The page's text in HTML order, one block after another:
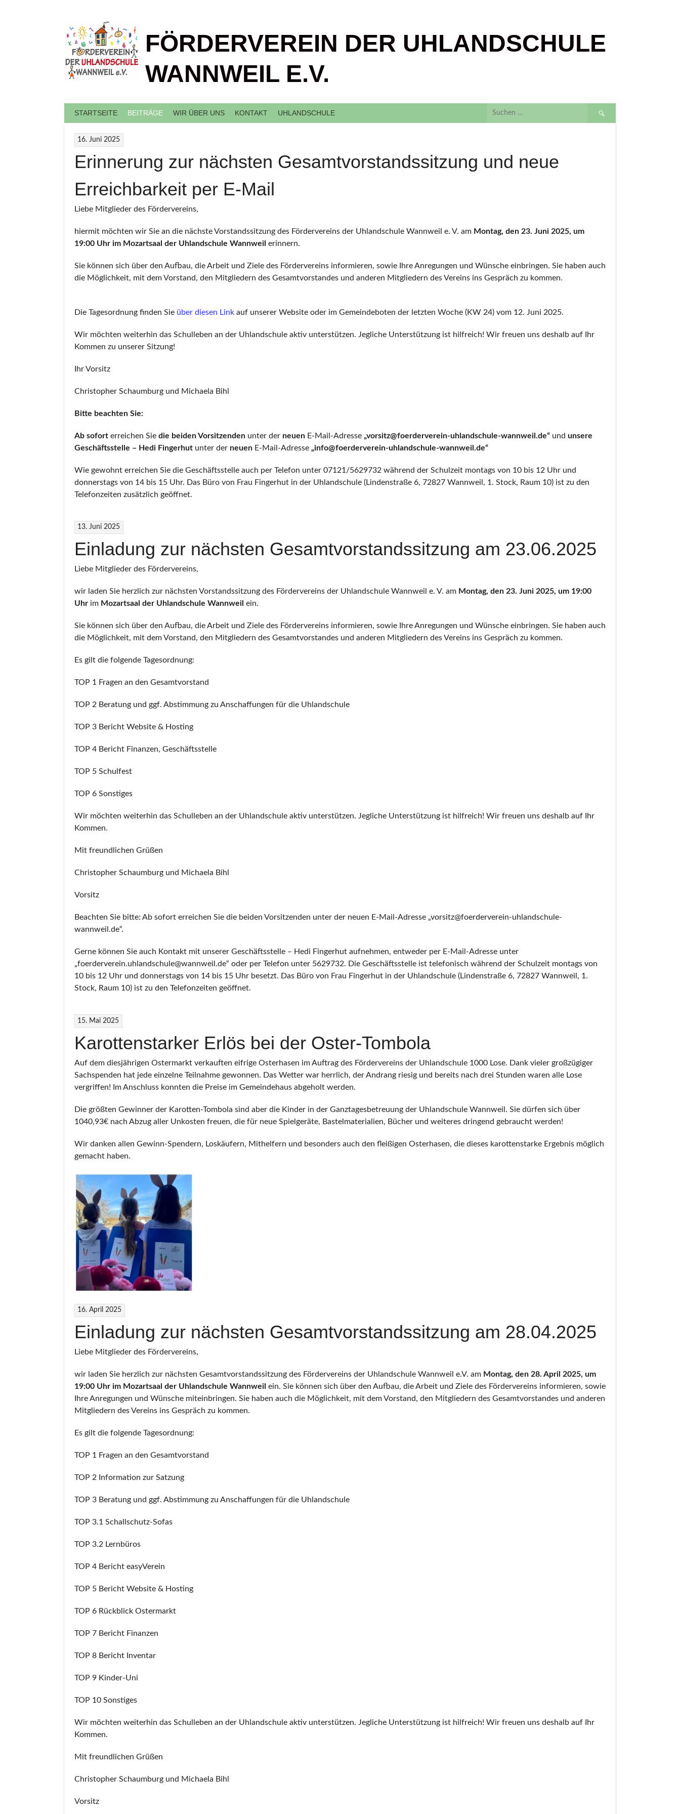
FÖRDERVEREIN DER UHLANDSCHULE
WANNWEIL E.V.
STARTSEITE BEITRÄGE WIR ÜBER UNS KONTAKT UHLANDSCHULE
Suchen
16. Juni 2025
Erinnerung zur nächsten Gesamtvorstandssitzung und neue
Erreichbarkeit per E-Mail
Liebe Mitglieder des Fördervereins,
hiermit möchten wir Sie an die nächste Vorstandssitzung des Fördervereins der Uhlandschule Wannweil e. V. am Montag, den 23. Juni 2025, um
19:00 Uhr im Mozartsaal der Uhlandschule Wannweil erinnern.
Sie können sich über den Aufbau, die Arbeit und Ziele des Fördervereins informieren, sowie Ihre Anregungen und Wünsche einbringen. Sie haben auch
die Möglichkeit, mit dem Vorstand, den Mitgliedern des Gesamtvorstandes und anderen Mitgliedern des Vereins ins Gespräch zu kommen.
Die Tagesordnung finden Sie über diesen Link auf unserer Website oder im Gemeindeboten der letzten Woche (KW 24) vom 12. Juni 2025.
Wir möchten weiterhin das Schulleben an der Uhlandschule aktiv unterstützen. Jegliche Unterstützung ist hilfreich! Wir freuen uns deshalb auf Ihr
Kommen zu unserer Sitzung!
Ihr Vorsitz
Christopher Schaumburg und Michaela Bihl
Bitte beachten Sie:
Ab sofort erreichen Sie die beiden Vorsitzenden unter der neuen E-Mail-Adresse „vorsitz@foerderverein-uhlandschule-wannweil.de“ und unsere
Geschäftsstelle – Hedi Fingerhut unter der neuen E-Mail-Adresse „info@foerderverein-uhlandschule-wannweil.de“
Wie gewohnt erreichen Sie die Geschäftsstelle auch per Telefon unter 07121/5629732 während der Schulzeit montags von 10 bis 12 Uhr und
donnerstags von 14 bis 15 Uhr. Das Büro von Frau Fingerhut in der Uhlandschule (Lindenstraße 6, 72827 Wannweil, 1. Stock, Raum 10) ist zu den
Telefonzeiten zusätzlich geöffnet.
13. Juni 2025
Einladung zur nächsten Gesamtvorstandssitzung am 23.06.2025
Liebe Mitglieder des Fördervereins,
wir laden Sie herzlich zur nächsten Vorstandssitzung des Fördervereins der Uhlandschule Wannweil e. V. am Montag, den 23. Juni 2025, um 19:00
Uhr im Mozartsaal der Uhlandschule Wannweil ein.
Sie können sich über den Aufbau, die Arbeit und Ziele des Fördervereins informieren, sowie Ihre Anregungen und Wünsche einbringen. Sie haben auch
die Möglichkeit, mit dem Vorstand, den Mitgliedern des Gesamtvorstandes und anderen Mitgliedern des Vereins ins Gespräch zu kommen.
Es gilt die folgende Tagesordnung:
TOP 1 Fragen an den Gesamtvorstand
TOP 2 Beratung und ggf. Abstimmung zu Anschaffungen für die Uhlandschule
TOP 3 Bericht Website & Hosting
TOP 4 Bericht Finanzen, Geschäftsstelle
TOP 5 Schulfest
TOP 6 Sonstiges
Wir möchten weiterhin das Schulleben an der Uhlandschule aktiv unterstützen. Jegliche Unterstützung ist hilfreich! Wir freuen uns deshalb auf Ihr
Kommen.
Mit freundlichen Grüßen
Christopher Schaumburg und Michaela Bihl
Vorsitz
Beachten Sie bitte: Ab sofort erreichen Sie die beiden Vorsitzenden unter der neuen E-Mail-Adresse „vorsitz@foerderverein-uhlandschule-
wannweil.de“.
Gerne können Sie auch Kontakt mit unserer Geschäftsstelle – Hedi Fingerhut aufnehmen, entweder per E-Mail-Adresse unter
„foerderverein.uhlandschule@wannweil.de“ oder per Telefon unter 5629732. Die Geschäftsstelle ist telefonisch während der Schulzeit montags von
10 bis 12 Uhr und donnerstags von 14 bis 15 Uhr besetzt. Das Büro von Frau Fingerhut in der Uhlandschule (Lindenstraße 6, 72827 Wannweil, 1.
Stock, Raum 10) ist zu den Telefonzeiten geöffnet.
15. Mai 2025
Karottenstarker Erlös bei der Oster-Tombola
Auf dem diesjährigen Ostermarkt verkauften eifrige Osterhasen im Auftrag des Fördervereins der Uhlandschule 1000 Lose. Dank vieler großzügiger
Sachspenden hat jede einzelne Teilnahme gewonnen. Das Wetter war herrlich, der Andrang riesig und bereits nach drei Stunden waren alle Lose
vergriffen! Im Anschluss konnten die Preise im Gemeindehaus abgeholt werden.
Die größten Gewinner der Karotten-Tombola sind aber die Kinder in der Ganztagesbetreuung der Uhlandschule Wannweil. Sie dürfen sich über
1040,93€ nach Abzug aller Unkosten freuen, die für neue Spielgeräte, Bastelmaterialien, Bücher und weiteres dringend gebraucht werden!
Wir danken allen Gewinn-Spendern, Loskäufern, Mithelfern und besonders auch den fleißigen Osterhasen, die dieses karottenstarke Ergebnis möglich
gemacht haben.
16. April 2025
Einladung zur nächsten Gesamtvorstandssitzung am 28.04.2025
Liebe Mitglieder des Fördervereins,
wir laden Sie herzlich zur nächsten Gesamtvorstandssitzung des Fördervereins der Uhlandschule Wannweil e.V. am Montag, den 28. April 2025, um
19:00 Uhr im Mozartsaal der Uhlandschule Wannweil ein. Sie können sich über den Aufbau, die Arbeit und Ziele des Fördervereins informieren, sowie
Ihre Anregungen und Wünsche miteinbringen. Sie haben auch die Möglichkeit, mit dem Vorstand, den Mitgliedern des Gesamtvorstandes und anderen
Mitgliedern des Vereins ins Gespräch zu kommen.
Es gilt die folgende Tagesordnung:
TOP 1 Fragen an den Gesamtvorstand
TOP 2 Information zur Satzung
TOP 3 Beratung und ggf. Abstimmung zu Anschaffungen für die Uhlandschule
TOP 3.1 Schallschutz-Sofas
TOP 3.2 Lernbüros
TOP 4 Bericht easyVerein
TOP 5 Bericht Website & Hosting
TOP 6 Rückblick Ostermarkt
TOP 7 Bericht Finanzen
TOP 8 Bericht Inventar
TOP 9 Kinder-Uni
TOP 10 Sonstiges
Wir möchten weiterhin das Schulleben an der Uhlandschule aktiv unterstützen. Jegliche Unterstützung ist hilfreich! Wir freuen uns deshalb auf Ihr
Kommen.
Mit freundlichen Grüßen
Christopher Schaumburg und Michaela Bihl
Vorsitz